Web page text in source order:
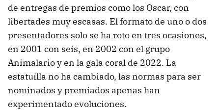
de entregas de premios como los Oscar, con
libertades muy escasas. El formato de uno o dos
presentadores solo se ha roto en tres ocasiones,
en 2001 con seis, en 2002 con el grupo
Animalario y en la gala coral de 2022. La
estatuílla no ha cambiado, las normas para ser
nominados y premiados apenas han
experimentado evoluciones.